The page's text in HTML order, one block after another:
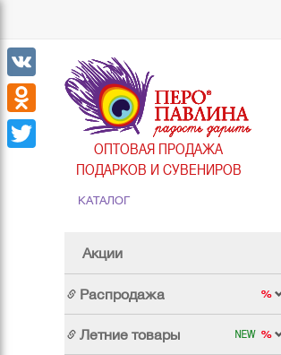
ОПТОВАЯ ПРОДАЖА
ПОДАРКОВ И СУВЕНИРОВ
КАТАЛОГ
Акции
Распродажа
Летние товары
VK
Odnoklassniki